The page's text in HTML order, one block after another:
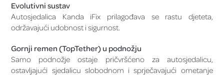
Evolutivni sustav
Autosjedalica Kanda iFix prilagođava se rastu djeteta,
održavajući udobnost i sigurnost.
Gornji remen (TopTether) u podnožju
Samo podnožje ostaje pričvršćeno za autosjedalicu,
ostavljajući sjedalicu slobodnom i sprječavajući ometanje